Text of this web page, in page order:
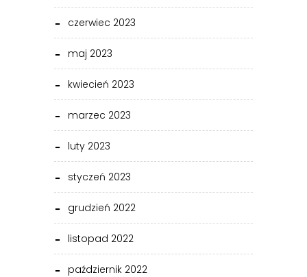
czerwiec 2023
maj 2023
kwiecień 2023
marzec 2023
luty 2023
styczeń 2023
grudzień 2022
listopad 2022
październik 2022